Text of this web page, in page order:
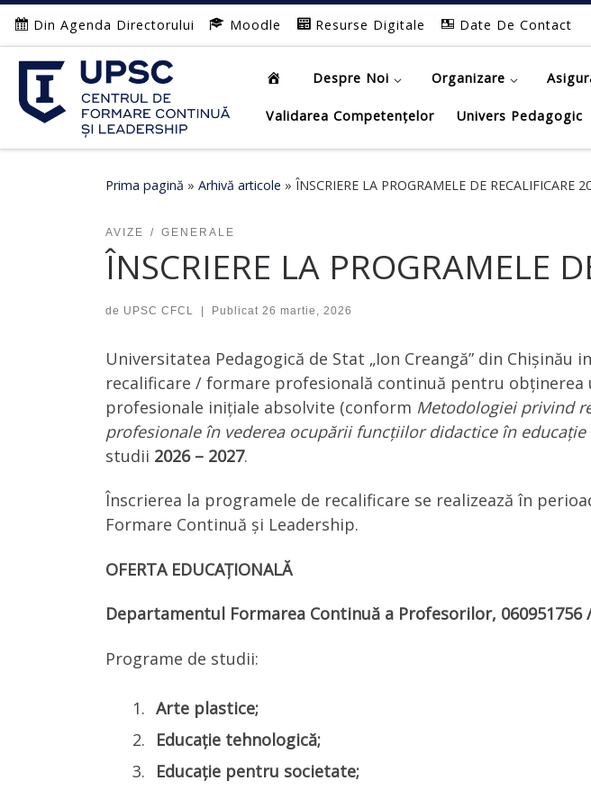
Afișează întregul conținut
Din Agenda Directorului Moodle Resurse Digitale Date De Contact
Despre Noi Organizare
Validarea Competențelor Univers Pedagogic
Prima pagină » Arhivă articole » ÎNSCRIERE LA PROGRAMELE DE RECALIFICARE
AVIZE GENERALE
ÎNSCRIERE LA PROGRAMELE
de UPSC CFCL | Publicat 26 martie, 2026
Universitatea Pedagogică de Stat „Ion Creangă” din
recalificare / formare profesională continuă pentru obținerea
profesionale inițiale absolvite (conform Metodologiei privind
profesionale în vederea ocupării funcțiilor didactice în
studii 2026 – 2027.
Înscrierea la programele de recalificare se realizează în
Formare Continuă și Leadership.
OFERTA EDUCAȚIONALĂ
Departamentul Formarea Continuă a Profesorilor, 060951756
Programe de studii:
Arte plastice;
Educație tehnologică;
Educație pentru societate;